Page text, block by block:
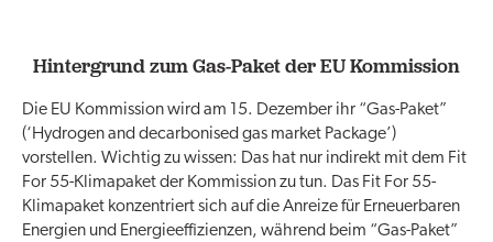
Hintergrund zum Gas-Paket der EU Kommission
Die EU Kommission wird am 15. Dezember ihr “Gas-Paket”
(‘Hydrogen and decarbonised gas market Package’)
vorstellen. Wichtig zu wissen: Das hat nur indirekt mit dem Fit
For 55-Klimapaket der Kommission zu tun. Das Fit For 55-
Klimapaket konzentriert sich auf die Anreize für Erneuerbaren
Energien und Energieeffizienzen, während beim “Gas-Paket”